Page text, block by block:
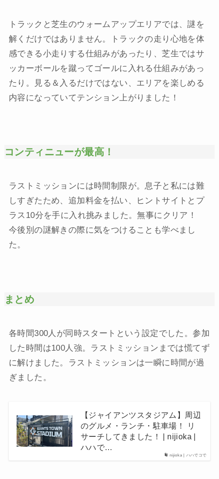
トラックと芝生のウォームアップエリアでは、謎を
解くだけではありません。トラックの走り心地を体
感できる小走りする仕組みがあったり、芝生ではサ
ッカーボールを蹴ってゴールに入れる仕組みがあっ
たり。見る＆入るだけではない、エリアを楽しめる
内容になっていてテンション上がりました！
コンティニューが最高！
ラストミッションには時間制限が。息子と私には難
しすぎたため、追加料金を払い、ヒントサイトとプ
ラス10分を手に入れ挑みました。無事にクリア！
今後別の謎解きの際に気をつけることも学べまし
た。
まとめ
各時間300人が同時スタートという設定でした。参加
した時間は100人強。ラストミッションまでは慌てず
に解けました。ラストミッションは一瞬に時間が過
ぎました。
nijioka | ハハでコで
【ジャイアンツスタジアム】周辺
のグルメ・ランチ・駐車場！ リ
サーチしてきました！ | nijioka |
ハハで…